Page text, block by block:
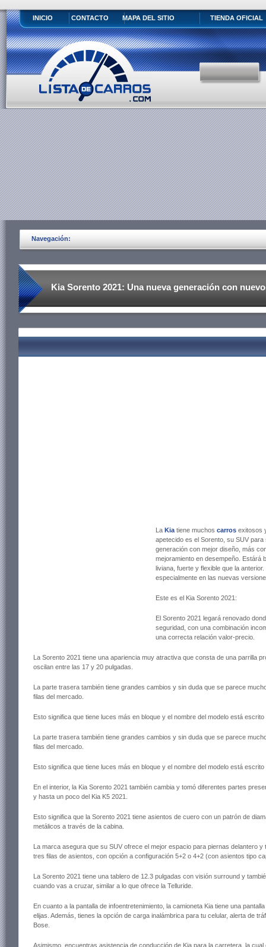
INICIO CONTACTO MAPA DEL SITIO TIENDA OFICIAL
Navegación:
Kia Sorento 2021: Una nueva generación con
La Kia tiene muchos carros exitosos
apetecido es el Sorento, su SUV
generación con mejor diseño, más
mejoramiento en desempeño. Estárá
liviana, fuerte y flexible que la anterior.
especialmente en las nuevas
Este es el Kia Sorento 2021:
El Sorento 2021 legará renovado
seguridad, con una combinación
una correcta relación valor-precio.
La Sorento 2021 tiene una apariencia muy atractiva que consta de una parrilla
oscilan entre las 17 y 20 pulgadas.
La parte trasera también tiene grandes cambios y sin duda que se parece
filas del mercado.
Esto significa que tiene luces más en bloque y el nombre del modelo está
La parte trasera también tiene grandes cambios y sin duda que se parece
filas del mercado.
Esto significa que tiene luces más en bloque y el nombre del modelo está
En el interior, la Kia Sorento 2021 también cambia y tomó diferentes partes
y hasta un poco del Kia K5 2021.
Esto significa que la Sorento 2021 tiene asientos de cuero con un patrón de
metálicos a través de la cabina.
La marca asegura que su SUV ofrece el mejor espacio para piernas delantero
tres filas de asientos, con opción a configuración 5+2 o 4+2 (con asientos tipo
La Sorento 2021 tiene una tablero de 12.3 pulgadas con visión surround y
cuando vas a cruzar, similar a lo que ofrece la Telluride.
En cuanto a la pantalla de infoentretenimiento, la camioneta Kia tiene una
elijas. Además, tienes la opción de carga inalámbrica para tu celular, alerta de
Bose.
Asimismo, encuentras asistencia de conducción de Kia para la carretera, la